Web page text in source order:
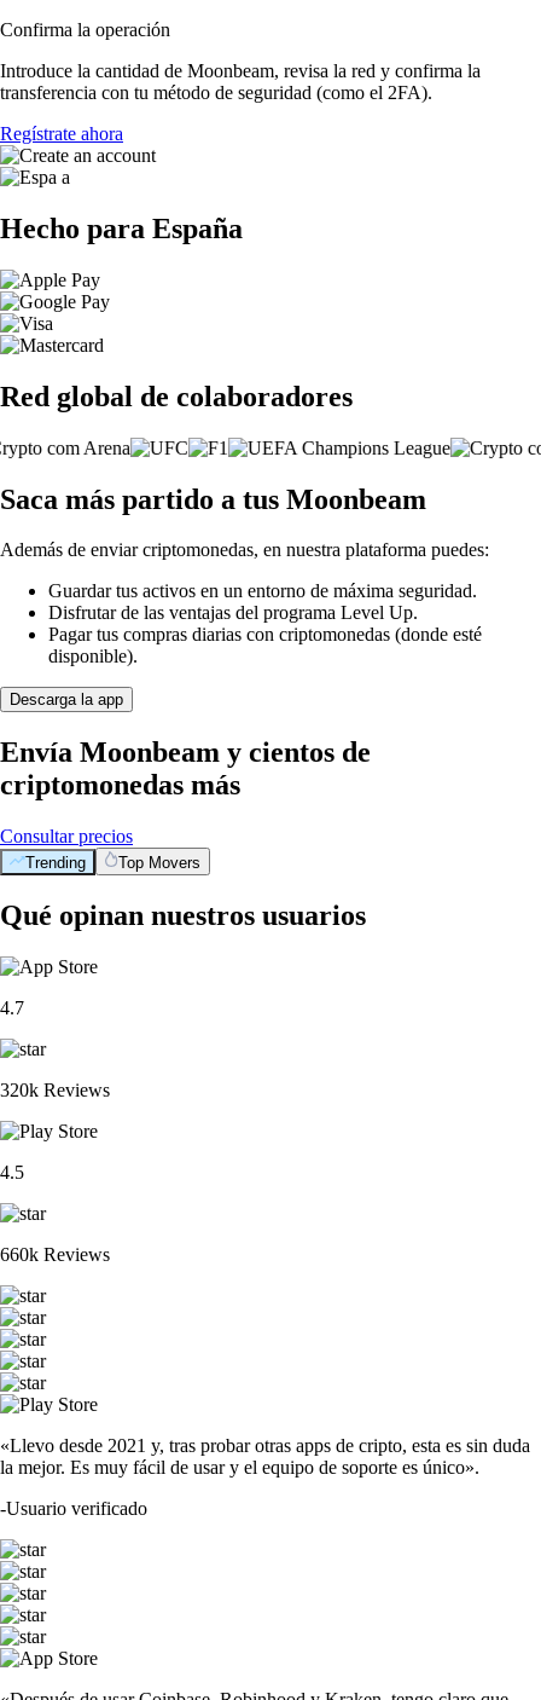
Confirma la operación
Introduce la cantidad de Moonbeam, revisa la red y confirma la
transferencia con tu método de seguridad (como el 2FA).
Regístrate ahora
Hecho para España
Red global de colaboradores
Saca más partido a tus Moonbeam
Además de enviar criptomonedas, en nuestra plataforma puedes:
Guardar tus activos en un entorno de máxima seguridad.
Disfrutar de las ventajas del programa Level Up.
Pagar tus compras diarias con criptomonedas (donde esté
disponible).
Descarga la app
Envía Moonbeam y cientos de
criptomonedas más
Consultar precios
Trending Top Movers
Qué opinan nuestros usuarios
4.7
320k Reviews
4.5
660k Reviews
«Llevo desde 2021 y, tras probar otras apps de cripto, esta es sin duda
la mejor. Es muy fácil de usar y el equipo de soporte es único».
-Usuario verificado